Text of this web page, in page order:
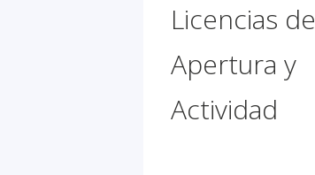
Licencias de
Apertura y
Actividad